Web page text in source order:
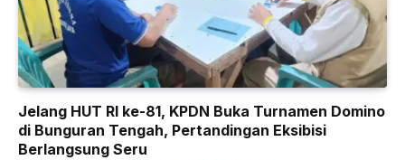
Jelang HUT RI ke-81, KPDN Buka Turnamen Domino
di Bunguran Tengah, Pertandingan Eksibisi
Berlangsung Seru